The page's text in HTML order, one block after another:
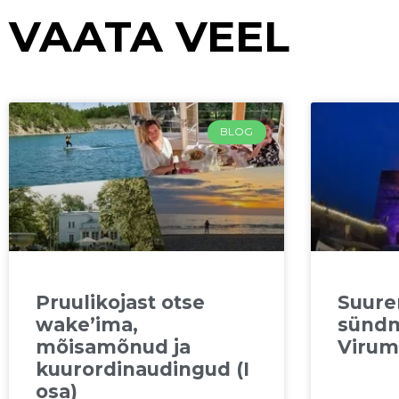
VAATA VEEL
BLOG
Pruulikojast otse
wake’ima,
mõisamõnud ja
kuurordinaudingud (I
osa)